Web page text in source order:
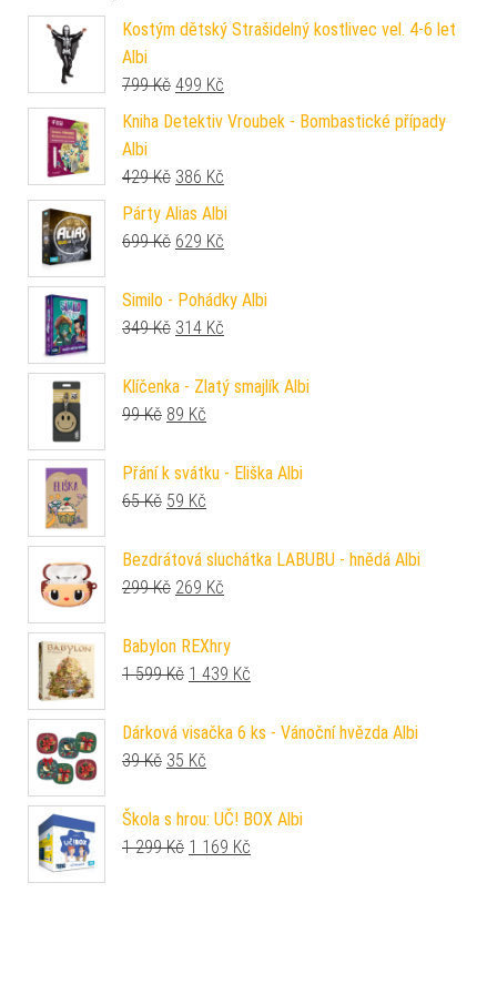
Kostým dětský Strašidelný kostlivec vel. 4-6 let
Albi
799Kč Původní cena byla: 799 Kč.
499 Kč
Kniha Detektiv Vroubek - Bombastické případy
Albi
429Kč Původní cena byla: 429 Kč.
386 Kč
Párty Alias Albi
699Kč Původní cena byla: 699 Kč.
629 Kč
Similo - Pohádky Albi
349Kč Původní cena byla: 349 Kč.
314 Kč
Klíčenka - Zlatý smajlík Albi
99Kč Původní cena byla: 99 Kč.
89 Kč
Přání k svátku - Eliška Albi
65Kč Původní cena byla: 65 Kč.
59 Kč
Bezdrátová sluchátka LABUBU - hnědá Albi
299Kč Původní cena byla: 299 Kč.
269 Kč
Babylon REXhry
1 599Kč Původní cena byla: 1 599 Kč.
1 439 Kč
Dárková visačka 6 ks - Vánoční hvězda Albi
39Kč Původní cena byla: 39 Kč.
35 Kč
Škola s hrou: UČ! BOX Albi
1 299Kč Původní cena byla: 1 299 Kč.
1 169 Kč